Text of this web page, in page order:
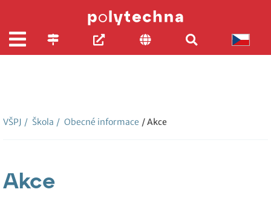
VŠPJ / Škola / Obecné informace / Akce
Akce